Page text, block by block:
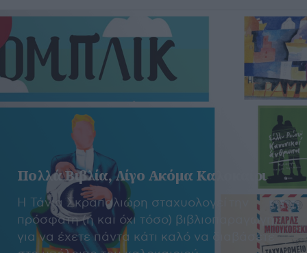
Πολλά Βιβλία, Λίγο Ακόμα Καλοκαίρι
Η Τάνια Σκραπαλιώρη σταχυολογεί την
πρόσφατη (ή και όχι τόσο) βιβλιοπαραγωγή,
για να έχετε πάντα κάτι καλό να διαβάσετε